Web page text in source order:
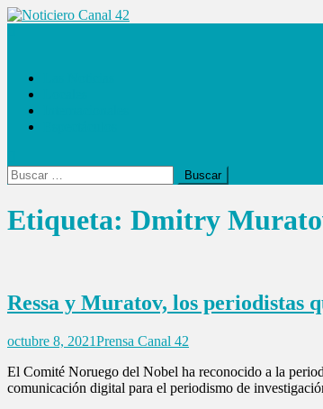
Saltar
Buscar:
Etiqueta: Dmitry
Ressa y Muratov, los periodistas
octubre 8, 2021Prensa Canal 42
El Comité Noruego del Nobel ha reconocido a la
comunicación digital para el periodismo de